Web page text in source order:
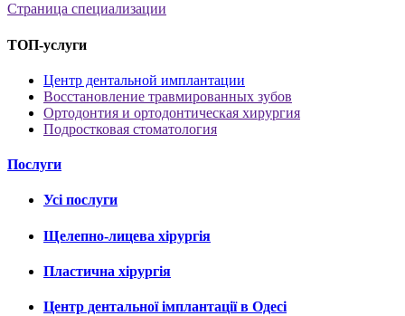
Страница специализации
ТОП-услуги
Центр дентальной имплантации
Восстановление травмированных зубов
Ортодонтия и ортодонтическая хирургия
Подростковая стоматология
Послуги
Усі послуги
Щелепно-лицева хірургія
Пластична хірургія
Центр дентальної імплантації в Одесі